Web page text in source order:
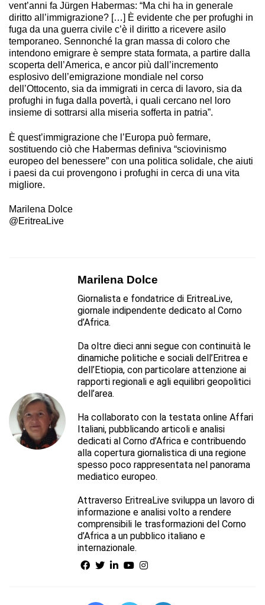
vent’anni fa Jürgen Habermas: “Ma chi ha in generale
diritto all’immigrazione? […] È evidente che per profughi in
fuga da una guerra civile c’è il diritto a ricevere asilo
temporaneo. Sennonché la gran massa di coloro che
intendono emigrare è sempre stata formata, a partire dalla
scoperta dell’America, e ancor più dall’incremento
esplosivo dell’emigrazione mondiale nel corso
dell’Ottocento, sia da immigrati in cerca di lavoro, sia da
profughi in fuga dalla povertà, i quali cercano nel loro
insieme di sottrarsi alla miseria sofferta in patria”.
È quest’immigrazione che l’Europa può fermare,
sostituendo ciò che Habermas definiva “sciovinismo
europeo del benessere” con una politica solidale, che aiuti
i paesi da cui provengono i profughi in cerca di una vita
migliore.
Marilena Dolce
@EritreaLive
Marilena Dolce
Giornalista e fondatrice di EritreaLive,
giornale indipendente dedicato al Corno
d’Africa.
Da oltre dieci anni segue con continuità le
dinamiche politiche e sociali dell’Eritrea e
dell’Etiopia, con particolare attenzione ai
rapporti regionali e agli equilibri geopolitici
dell’area.
Ha collaborato con la testata online Affari
Italiani, pubblicando articoli e analisi
dedicati al Corno d’Africa e contribuendo
alla copertura giornalistica di una regione
spesso poco rappresentata nel panorama
mediatico europeo.
Attraverso EritreaLive sviluppa un lavoro di
informazione e analisi volto a rendere
comprensibili le trasformazioni del Corno
d’Africa a un pubblico italiano e
internazionale.